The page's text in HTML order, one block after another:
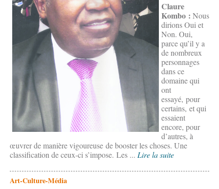
Claure
Kombo : Nous
dirions Oui et
Non. Oui,
parce qu’il y a
de nombreux
personnages
dans ce
domaine qui
ont
essayé, pour
certains, et qui
essaient
encore, pour
d’autres, à
œuvrer de manière vigoureuse de booster les choses. Une
classification de ceux-ci s’impose. Les ... Lire la suite
Art-Culture-Média